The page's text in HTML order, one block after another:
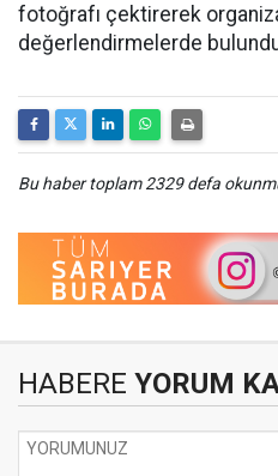
fotoğrafı çektirerek
değerlendirmelerde
Bu haber toplam 2329 defa
HABERE YORUM